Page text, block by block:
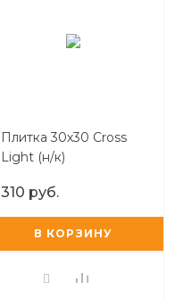
Плитка 30х30 Cross
Light (н/к)
310 руб.
В КОРЗИНУ